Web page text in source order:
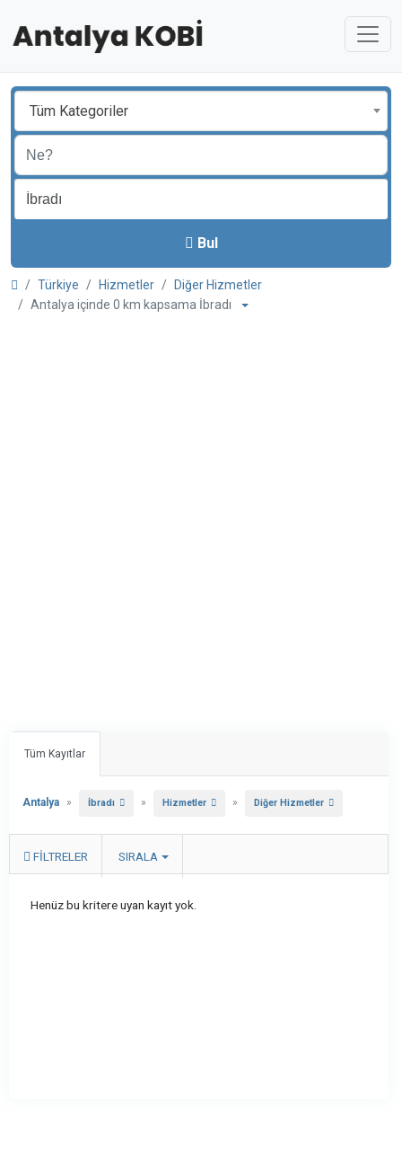
Tüm Kategoriler
Bul
Türkiye Hizmetler
Diğer Hizmetler
Antalya içinde 0 km kapsama İbradı
Tüm Kayıtlar
Antalya » İbradı » Hizmetler » Diğer Hizmetler
FILTRELER SIRALA
Henüz bu kritere uyan kayıt yok.